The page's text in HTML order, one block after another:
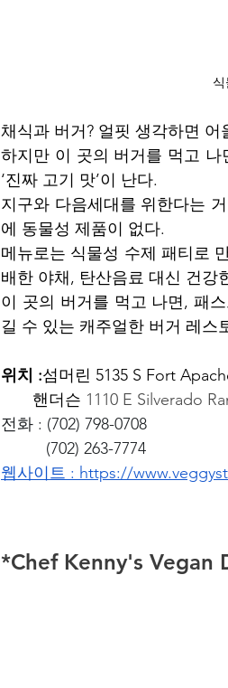
채식과 버거? 얼핏 생각하면 어
하지만 이 곳의 버거를 먹고
‘진짜 고기 맛’이 난다.
지구와 다음세대를 위한다는
에 동물성 제품이 없다.
메뉴로는 식물성 수제 패티로
배한 야채, 탄산음료 대신 건강
이 곳의 버거를 먹고 나면, 패
길 수 있는 캐주얼한 버거 레스
위치 :섬머린 5135 S Fort
핸더슨 1110 E Silverado
전화 : (702) 798-0708
(702) 263-7774
웹사이트 : https://
*Chef Kenny's Vegan